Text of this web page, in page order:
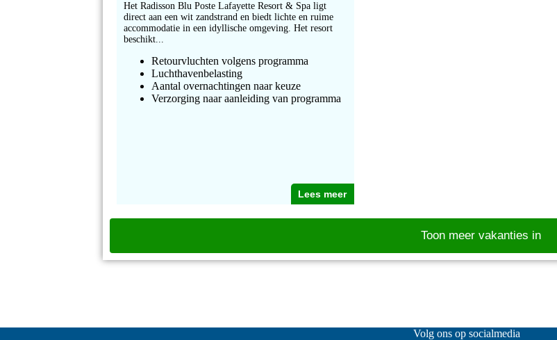
Het Radisson Blu Poste Lafayette Resort & Spa ligt
direct aan een wit zandstrand en biedt lichte en ruime
accommodatie in een idyllische omgeving. Het resort
beschikt...
Retourvluchten volgens programma
Luchthavenbelasting
Aantal overnachtingen naar keuze
Verzorging naar aanleiding van programma
Lees meer
Toon meer vakanties in
Volg ons op socialmedia